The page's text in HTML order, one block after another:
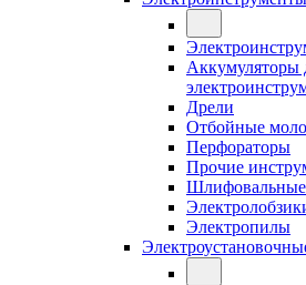
Аккумуляторы
Дрели
Отбойные
Перфораторы
Прочие
Электропилы